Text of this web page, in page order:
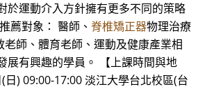
於運動介入方針擁有更多不同的策略
薦對象： 醫師、 脊椎矯正器物理治療
師、體育老師、運動及健康產業相
展有興趣的學員。 【上課時間與地
) 09:00-17:00 淡江大學台北校區(台